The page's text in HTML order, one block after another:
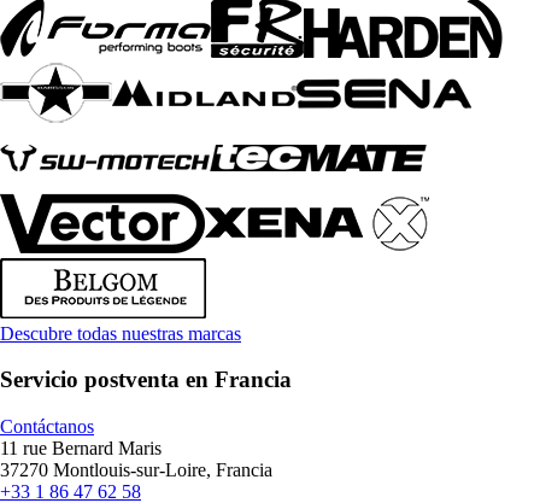
Descubre todas nuestras marcas
Servicio postventa en Francia
Contáctanos
11 rue Bernard Maris
37270 Montlouis-sur-Loire, Francia
+33 1 86 47 62 58